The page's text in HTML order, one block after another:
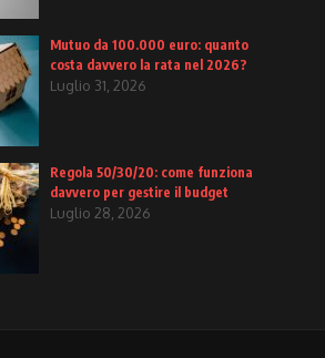
Mutuo da 100.000 euro: quanto
costa davvero la rata nel 2026?
Luglio 31, 2026
Regola 50/30/20: come funziona
davvero per gestire il budget
Luglio 28, 2026